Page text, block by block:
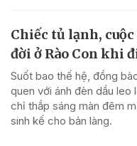
Chiếc tủ lạnh,
đời ở Rào Con khi
Suốt bao thế hệ, đồng
quen với ánh đèn dầu
chỉ thắp sáng màn đêm
sinh kế cho bản làng.